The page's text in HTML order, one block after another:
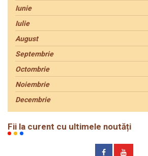
Iunie
Iulie
August
Septembrie
Octombrie
Noiembrie
Decembrie
Fii la curent cu ultimele noutăți